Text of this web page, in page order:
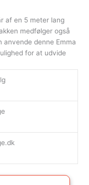
af en 5 meter lang
medfølger også
denne Emma
for at udvide